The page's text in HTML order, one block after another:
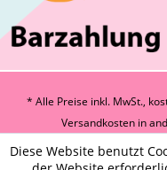
* Alle Preise inkl. MwSt.,
Versandkosten in
Diese Website benutzt